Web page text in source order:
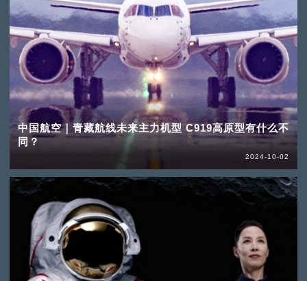
中国航空｜青藏航线未来主力机型 C919高原型有什么不
同？
2024-10-02